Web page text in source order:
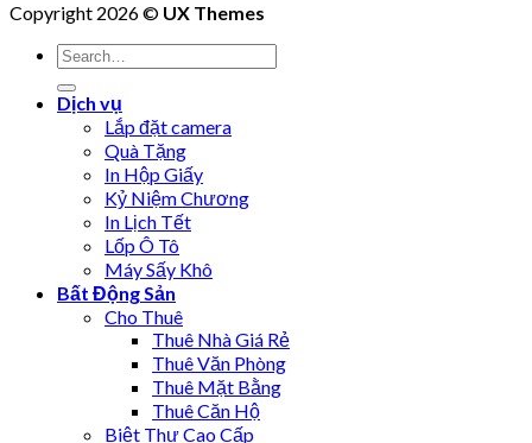
Copyright 2026 © UX Themes
Dịch vụ
Lắp đặt camera
Quà Tặng
In Hộp Giấy
Kỷ Niệm Chương
In Lịch Tết
Lốp Ô Tô
Máy Sấy Khô
Bất Động Sản
Cho Thuê
Thuê Nhà Giá Rẻ
Thuê Văn Phòng
Thuê Mặt Bằng
Thuê Căn Hộ
Biệt Thự Cao Cấp